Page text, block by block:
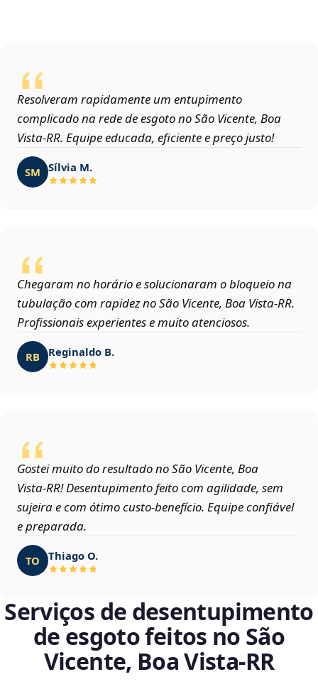
Resolveram rapidamente um entupimento
complicado na rede de esgoto no São Vicente, Boa
Vista‑RR. Equipe educada, eficiente e preço justo!
SM Sílvia M.
Chegaram no horário e solucionaram o bloqueio na
tubulação com rapidez no São Vicente, Boa Vista‑RR.
Profissionais experientes e muito atenciosos.
RB Reginaldo B.
Gostei muito do resultado no São Vicente, Boa
Vista‑RR! Desentupimento feito com agilidade, sem
sujeira e com ótimo custo-benefício. Equipe confiável
e preparada.
TO Thiago O.
Serviços de desentupimento
de esgoto feitos no São
Vicente, Boa Vista‑RR